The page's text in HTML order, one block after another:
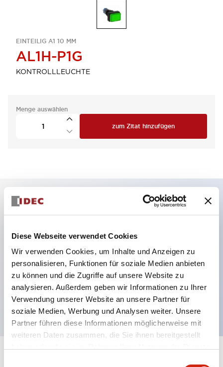
Diese Webseite verwendet Cookies
Wir verwenden Cookies, um Inhalte und Anzeigen zu
personalisieren, Funktionen für soziale Medien anbieten
zu können und die Zugriffe auf unsere Website zu
analysieren. Außerdem geben wir Informationen zu Ihrer
Verwendung unserer Website an unsere Partner für
soziale Medien, Werbung und Analysen weiter. Unsere
Partner führen diese Informationen möglicherweise mit
weiteren Daten zusammen, die Sie ihnen bereitgestellt
EINTEILIG A1 10 MM
AL1H-P1G
KONTROLLLEUCHTE
Menge auswählen
zum Zitat hinzufügen
Hauptmerkmale
Verbesserte Bedienbarkeit durch Rückterminal-
Methode
Flache Anschlussfläche mit einheitlicher
Gehäuselänge von 22 mm in der gesamten Serie
UL- und CSA-zertifiziert